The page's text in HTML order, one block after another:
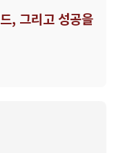
, 그리고 성공을